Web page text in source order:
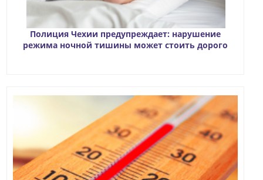
Полиция Чехии предупреждает: нарушение
режима ночной тишины может стоить дорого